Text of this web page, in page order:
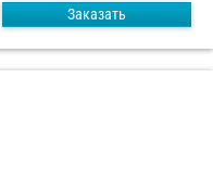
Заказать